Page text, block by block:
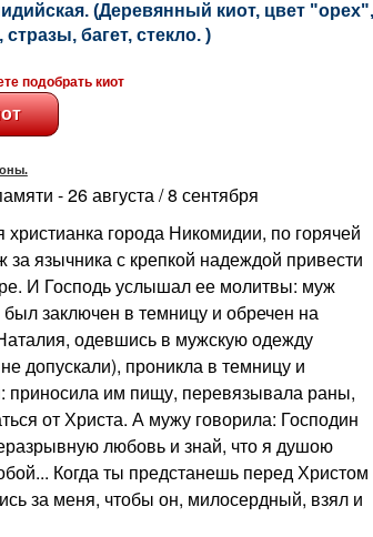
(Деревянный киот, цвет
стразы, багет, стекло. )
подобрать киот
- 26 августа / 8 сентября
города Никомидии, по горячей
язычника с крепкой надеждой привести
И Господь услышал ее молитвы: муж
заключен в темницу и обречен на
одевшись в мужскую одежду
допускали), проникла в темницу и
приносила им пищу, перевязывала раны,
от Христа. А мужу говорила: Господин
любовь и знай, что я душою
Когда ты предстанешь перед Христом
за меня, чтобы он, милосердный, взял и